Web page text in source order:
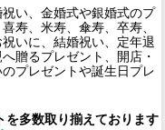
い、金婚式や銀婚式のプ
寿、米寿、傘寿、卒寿、
いに、結婚祝い、定年退
贈るプレゼント、開店・
プレゼントや誕生日プレ
多数取り揃えております